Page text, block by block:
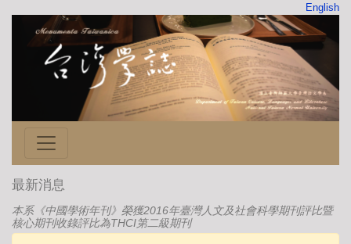
English
最新消息
本系《中國學術年刊》榮獲2016年臺灣人文及社會科學期刊評比暨
核心期刊收錄評比為THCI第二級期刊